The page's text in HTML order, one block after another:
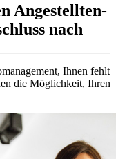
Angestellten-
nach
Ihnen fehlt
die Möglichkeit, Ihren